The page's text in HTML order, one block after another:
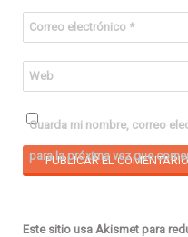
Correo electrónico *
Web
Guarda mi nombre, correo
para la próxima vez que
Este sitio usa Akismet para